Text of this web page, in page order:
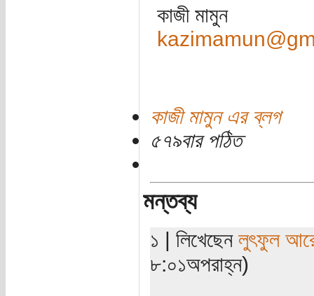
কাজী মামুন
কাজী মামুন এর ব্লগ
৫৭৯বার পঠিত
মন্তব্য
১ | লিখেছেন লুৎফুল
৮:০১অপরাহ্ন)